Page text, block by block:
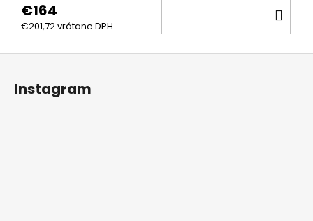
€164
€201,72 vrátane DPH
Instagram